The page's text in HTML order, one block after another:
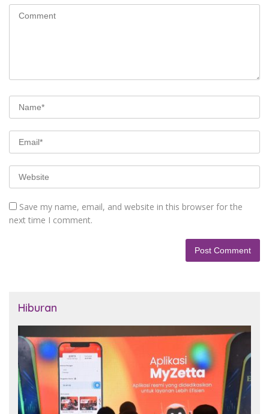
Save my name, email, and website in this browser for the
next time I comment.
Hiburan